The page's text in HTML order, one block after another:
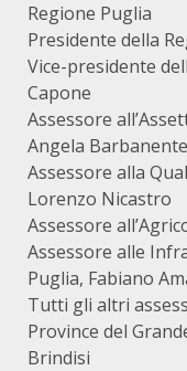
Regione Puglia
Presidente della
Vice-presidente
Capone
Assessore
Angela Barbanente
Assessore alla
Lorenzo Nicastro
Assessore
Assessore alle
Puglia, Fabiano
Tutti gli altri
Province del
Brindisi